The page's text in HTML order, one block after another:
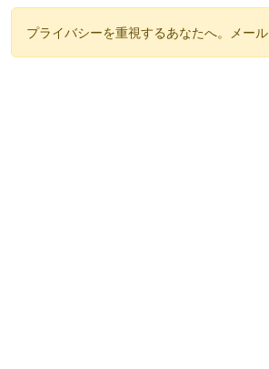
プライバシーを重視するあなたへ。メー